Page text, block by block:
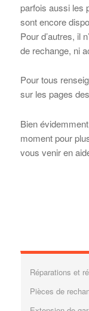
parfois aussi les
sont encore
Pour d’autres, il
de rechange, ni
Pour tous
sur les pages
Bien
moment pour
vous venir en
Réparations et
Pièces de